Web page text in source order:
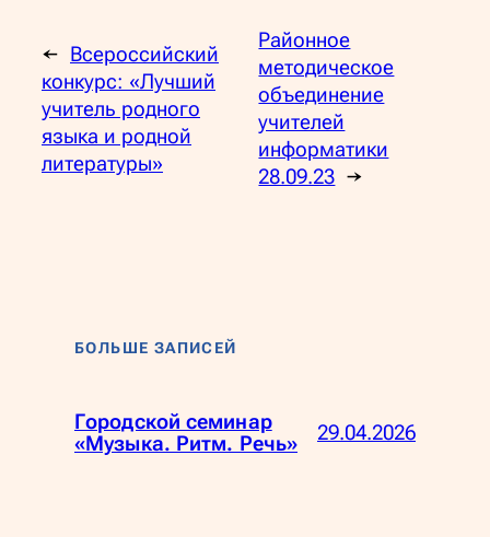
← Всероссийский
конкурс: «Лучший
учитель родного
языка и родной
литературы»
Районное
методическое
объединение
учителей
информатики
28.09.23 →
БОЛЬШЕ ЗАПИСЕЙ
Городской семинар
«Музыка. Ритм. Речь»
29.04.2026